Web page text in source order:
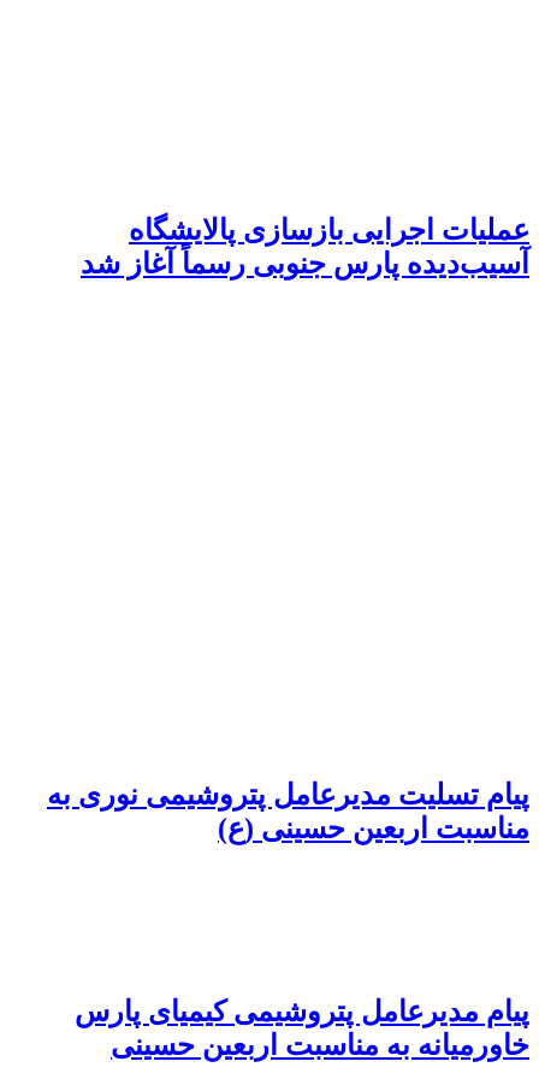
عملیات اجرایی بازسازی پالایشگاه
آسیب‌دیده پارس جنوبی رسماً آغاز شد
پیام تسلیت مدیرعامل پتروشیمی نوری به
مناسبت اربعین حسینی (ع)
پیام مدیرعامل پتروشیمی کیمیای پارس
خاورمیانه به مناسبت اربعین حسینی